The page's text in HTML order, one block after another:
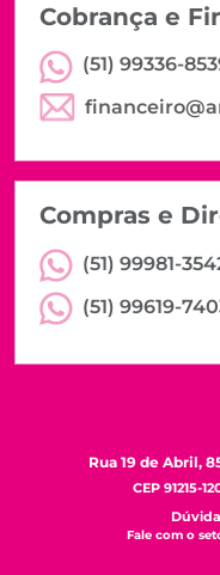
Cobrança e
(51) 99336-
Compras e
(51) 99981-
(51) 99619-
Rua 19 de Abril,
CEP 91215-
Fale com o